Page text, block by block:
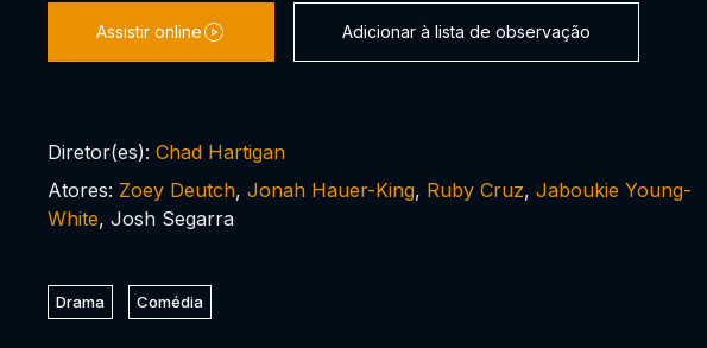
Assistir online Adicionar à lista de observação
Diretor(es): Chad Hartigan
Atores: Zoey Deutch, Jonah Hauer-King, Ruby Cruz, Jaboukie Young-
White, Josh Segarra
Drama Comédia